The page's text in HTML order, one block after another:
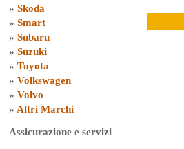
» Skoda
» Smart
» Subaru
» Suzuki
» Toyota
» Volkswagen
» Volvo
» Altri Marchi
Assicurazione e servizi